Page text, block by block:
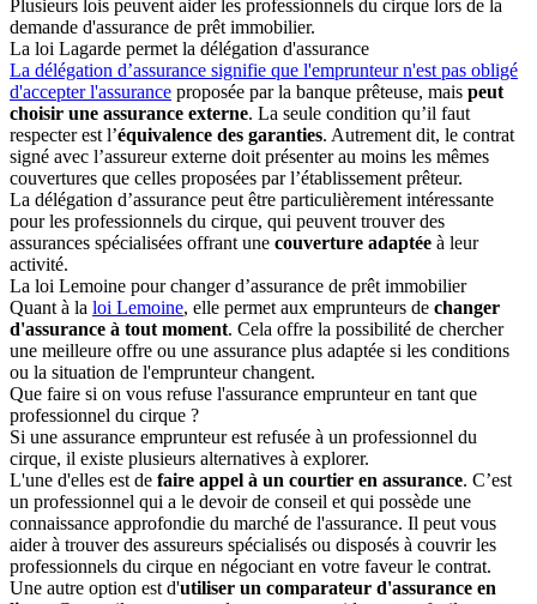
Plusieurs lois peuvent aider les professionnels du cirque lors de la
demande d'assurance de prêt immobilier.
La loi Lagarde permet la délégation d'assurance
La délégation d’assurance signifie que l'emprunteur n'est pas obligé
d'accepter l'assurance proposée par la banque prêteuse, mais peut
choisir une assurance externe. La seule condition qu’il faut
respecter est l’équivalence des garanties. Autrement dit, le contrat
signé avec l’assureur externe doit présenter au moins les mêmes
couvertures que celles proposées par l’établissement prêteur.
La délégation d’assurance peut être particulièrement intéressante
pour les professionnels du cirque, qui peuvent trouver des
assurances spécialisées offrant une couverture adaptée à leur
activité.
La loi Lemoine pour changer d’assurance de prêt immobilier
Quant à la loi Lemoine, elle permet aux emprunteurs de changer
d'assurance à tout moment. Cela offre la possibilité de chercher
une meilleure offre ou une assurance plus adaptée si les conditions
ou la situation de l'emprunteur changent.
Que faire si on vous refuse l'assurance emprunteur en tant que
professionnel du cirque ?
Si une assurance emprunteur est refusée à un professionnel du
cirque, il existe plusieurs alternatives à explorer.
L'une d'elles est de faire appel à un courtier en assurance. C’est
un professionnel qui a le devoir de conseil et qui possède une
connaissance approfondie du marché de l'assurance. Il peut vous
aider à trouver des assureurs spécialisés ou disposés à couvrir les
professionnels du cirque en négociant en votre faveur le contrat.
Une autre option est d'utiliser un comparateur d'assurance en